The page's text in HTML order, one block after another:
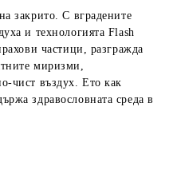
закрито. С вградените
и технологията Flash
частици, разгражда
миризми,
чист въздух. Ето как
здравословната среда в